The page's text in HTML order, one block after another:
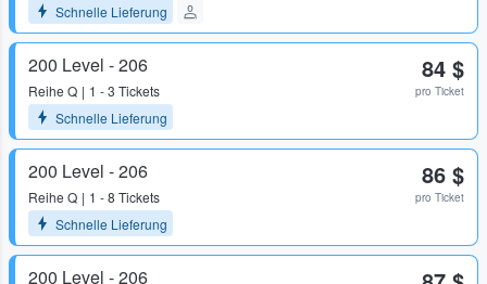
Schnelle Lieferung
200 Level - 206
Reihe Q
1 - 3 Tickets
Schnelle Lieferung
84 $
pro Ticket
200 Level - 206
Reihe Q
1 - 8 Tickets
Schnelle Lieferung
86 $
pro Ticket
200 Level - 206